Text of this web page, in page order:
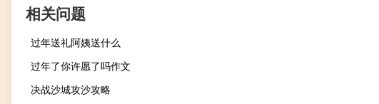
相关问题
过年送礼阿姨送什么
过年了你许愿了吗作文
决战沙城攻沙攻略